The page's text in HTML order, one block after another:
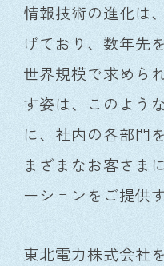
情報技術の進化は
げており、数年先
世界規模で求めら
す姿は、このよう
に、社内の各部門
まざまなお客さま
ーションをご提供
東北電力株式会社